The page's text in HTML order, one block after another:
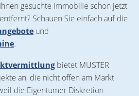
gesuchte Immobilie schon jetzt
Schauen Sie einfach auf die
und
.
bietet MUSTER
an, die nicht offen am Markt
die Eigentümer Diskretion